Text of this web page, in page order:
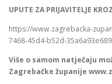
UPUTE ZA PRIJAVITELJE
https://www.zagrebacka-
7468-45d4-b52d-
Više o samom natječaju
Zagrebačke županije